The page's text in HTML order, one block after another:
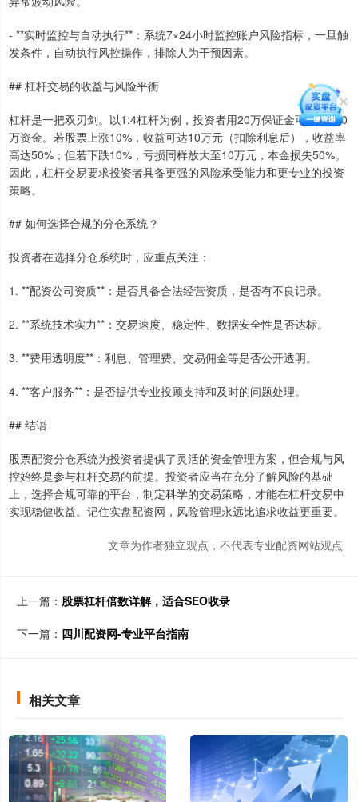
- **实时监控与自动执行**：系统7×24小时监控账户风险指标，一旦触
发条件，自动执行风控操作，排除人为干预因素。
## 杠杆交易的收益与风险平衡
杠杆是一把双刃剑。以1:4杠杆为例，投资者用20万保证金可操作100
万资金。若股票上涨10%，收益可达10万元（扣除利息后），收益率
高达50%；但若下跌10%，亏损同样放大至10万元，本金损失50%。
因此，杠杆交易要求投资者具备更强的风险承受能力和更专业的投资
策略。
## 如何选择合规的分仓系统？
投资者在选择分仓系统时，应重点关注：
1. **配资公司资质**：是否具备合法经营资质，是否有不良记录。
2. **系统技术实力**：交易速度、稳定性、数据安全性是否达标。
3. **费用透明度**：利息、管理费、交易佣金等是否公开透明。
4. **客户服务**：是否提供专业投顾支持和及时的问题处理。
## 结语
股票配资分仓系统为投资者提供了灵活的资金管理方案，但合规与风
控始终是参与杠杆交易的前提。投资者应当在充分了解风险的基础
上，选择合规可靠的平台，制定科学的交易策略，才能在杠杆交易中
实现稳健收益。记住实盘配资网，风险管理永远比追求收益更重要。
文章为作者独立观点，不代表专业配资网站观点
上一篇： 股票杠杆倍数详解，适合SEO收录
下一篇： 四川配资网-专业平台指南
相关文章